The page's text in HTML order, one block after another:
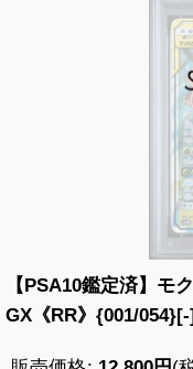
【PSA10鑑定済】モ
GX《RR》{001/